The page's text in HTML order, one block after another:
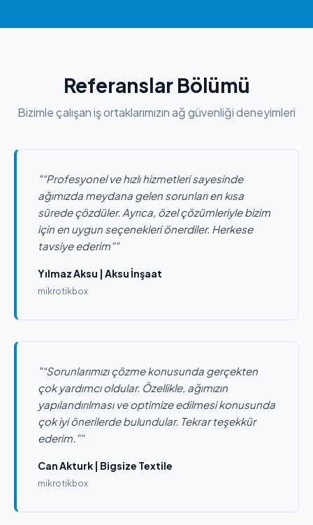
Referanslar Bölümü
Bizimle çalışan iş ortaklarımızın ağ güvenliği deneyimleri
"“Profesyonel ve hızlı hizmetleri sayesinde
ağımızda meydana gelen sorunları en kısa
sürede çözdüler. Ayrıca, özel çözümleriyle bizim
için en uygun seçenekleri önerdiler. Herkese
tavsiye ederim”"
Yılmaz Aksu | Aksu İnşaat
mikrotikbox
"“Sorunlarımızı çözme konusunda gerçekten
çok yardımcı oldular. Özellikle, ağımızın
yapılandırılması ve optimize edilmesi konusunda
çok iyi önerilerde bulundular. Tekrar teşekkür
ederim.”"
Can Akturk | Bigsize Textile
mikrotikbox